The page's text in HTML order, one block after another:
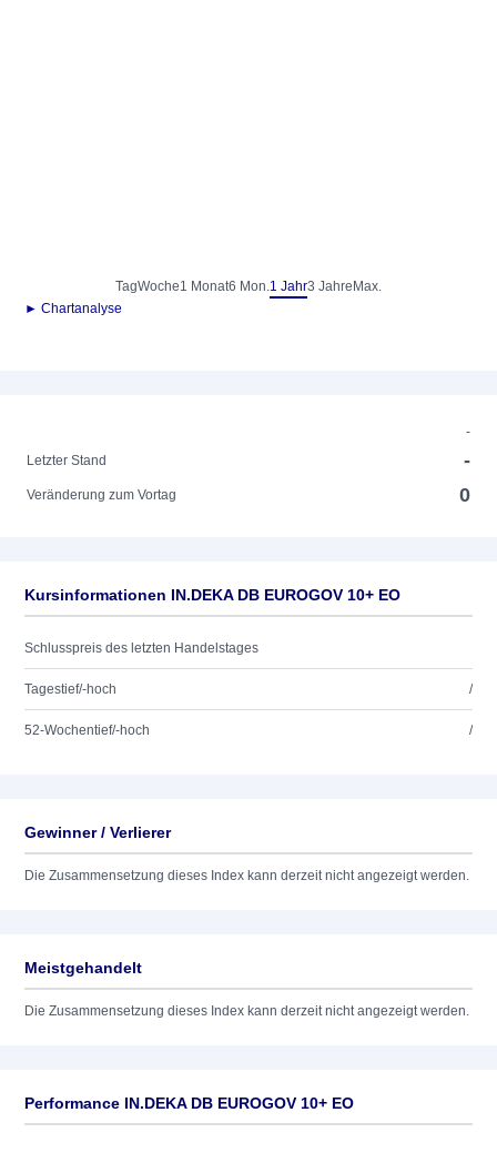
TagWoche1 Monat6 Mon.1 Jahr3 Jahre Max.
► Chartanalyse
-
Letzter Stand
-
Veränderung zum Vortag 0
Kursinformationen IN.DEKA DB EUROGOV 10+ EO
Schlusspreis des letzten Handelstages
Tagestief/-hoch /
52-Wochentief/-hoch /
Gewinner / Verlierer
Die Zusammensetzung dieses Index kann derzeit nicht angezeigt werden.
Meistgehandelt
Die Zusammensetzung dieses Index kann derzeit nicht angezeigt werden.
Performance IN.DEKA DB EUROGOV 10+ EO